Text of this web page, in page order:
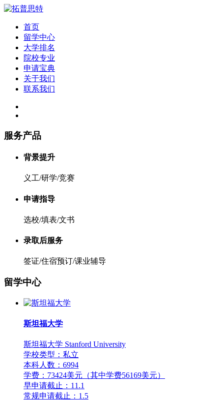
首页
留学中心
大学排名
院校专业
申请宝典
关于我们
联系我们
服务产品
背景提升
义工/研学/竞赛
申请指导
选校/填表/文书
录取后服务
签证/住宿预订/课业辅导
留学中心
斯坦福大学
斯坦福大学 Stanford University
学校类型：私立
本科人数：6994
学费：73424美元（其中学费56169美元）
早申请截止：11.1
常规申请截止：1.5